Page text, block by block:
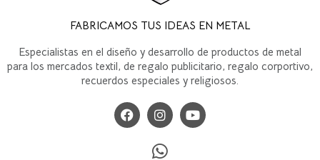
FABRICAMOS TUS IDEAS EN METAL
Especialistas en el diseño y desarrollo de productos de metal
para los mercados textil, de regalo publicitario, regalo corportivo,
recuerdos especiales y religiosos.